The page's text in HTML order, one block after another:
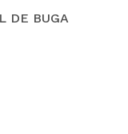
DE BUGA